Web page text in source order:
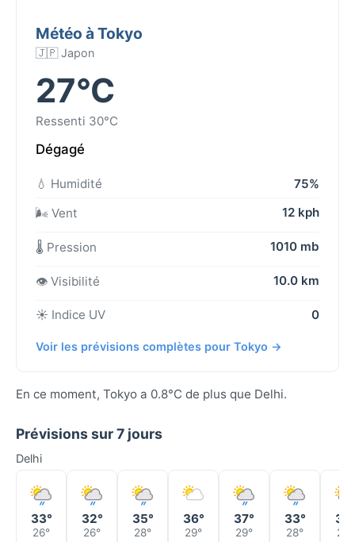
Météo à Tokyo
🇯🇵 Japon
27°C
Ressenti 30°C
Dégagé
💧 Humidité
75%
🌬️ Vent
12 kph
🌡️ Pression 1010 mb
👁️ Visibilité 10.0 km
☀️ Indice UV 0
Voir les prévisions complètes pour Tokyo →
En ce moment, Tokyo a 0.8°C de plus que Delhi.
Prévisions sur 7 jours
Delhi
33°
26°
32°
26°
35°
28°
36°
29°
37°
29°
33°
28° 29°